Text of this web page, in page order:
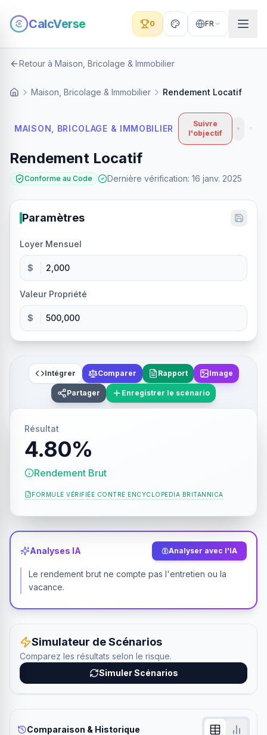
CalcVerse 0 FR
Retour à Maison, Bricolage & Immobilier
Maison, Bricolage & Immobilier Rendement Locatif
MAISON, BRICOLAGE & IMMOBILIER
Suivre
l'objectif
Rendement Locatif
Conforme au Code Dernière vérification: 16 janv. 2025
Paramètres
Loyer Mensuel
$
Valeur Propriété
$
Intégrer Comparer Rapport Image
Partager Enregistrer le scénario
Résultat
4.80%
Rendement Brut
FORMULE VÉRIFIÉE CONTRE ENCYCLOPEDIA BRITANNICA
Analyses IA Analyser avec l'IA
Le rendement brut ne compte pas l'entretien ou la
vacance.
Simulateur de Scénarios
Comparez les résultats selon le risque.
Simuler Scénarios
Comparaison & Historique